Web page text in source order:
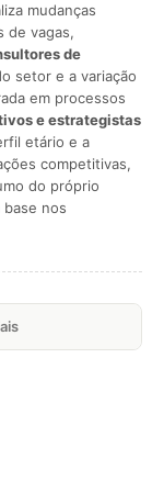
mudanças
de vagas,
de
setor e a variação
em processos
e estrategistas
etário e a
competitivas,
do próprio
base nos